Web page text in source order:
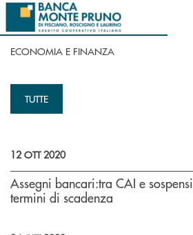
Salta al contenuto principale
ECONOMIA E FINANZA
TUTTE
12 OTT 2020
Assegni bancari:tra CAI e
termini di scadenza